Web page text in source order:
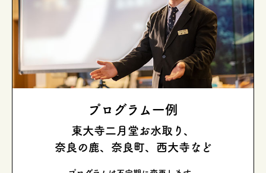
プログラム一例
東大寺二月堂お水取り、
奈良の鹿、奈良町、西大寺など